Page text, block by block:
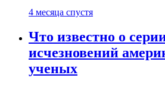
4 месяца спустя
Что известно о
исчезновений
ученых